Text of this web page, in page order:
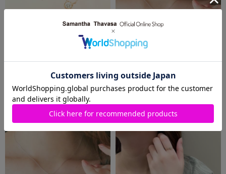
一途に思う気持ちを込めて♡一粒ダ
Samantha Jewelry
ごほうびに♡一粒ダイヤモンド
Samantha Jewelry
高島屋大阪店